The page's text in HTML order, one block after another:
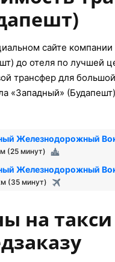
сайте
до отеля по лучшей
трансфер для
«Западный»
Железнодорожный
(25 минут)
Железнодорожный
(35 минут)
на